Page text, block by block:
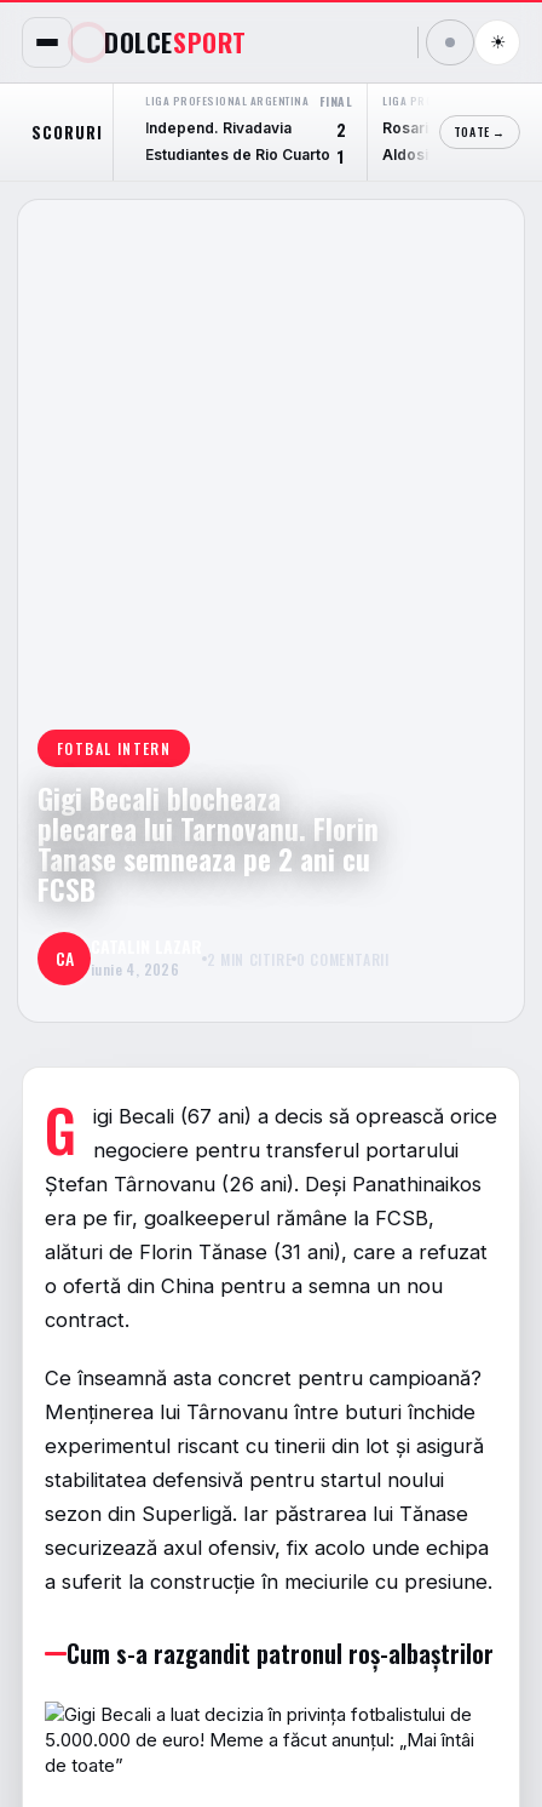
DOLCESPORT ☀
SCORURI
LIGA PROFESIONAL ARGENTINA
FINAL
Independ. Rivadavia
2
Estudiantes de Rio Cuarto 1
LIGA PROFESIONAL
Rosario Central
Aldosivi
TOATE →
FOTBAL INTERN
Gigi Becali blocheaza
plecarea lui Tarnovanu. Florin
Tanase semneaza pe 2 ani cu
FCSB
CA iunie 4, 2026 2 MIN CITIRE 0 COMENTARII
G
igi Becali (67 ani) a decis să oprească orice
negociere pentru transferul portarului
Ștefan Târnovanu (26 ani). Deși Panathinaikos
era pe fir, goalkeeperul rămâne la FCSB,
alături de Florin Tănase (31 ani), care a refuzat
o ofertă din China pentru a semna un nou
contract.
Ce înseamnă asta concret pentru campioană?
Menținerea lui Târnovanu între buturi închide
experimentul riscant cu tinerii din lot și asigură
stabilitatea defensivă pentru startul noului
sezon din Superligă. Iar păstrarea lui Tănase
securizează axul ofensiv, fix acolo unde echipa
a suferit la construcție în meciurile cu presiune.
Cum s-a razgandit patronul roș-albaștrilor